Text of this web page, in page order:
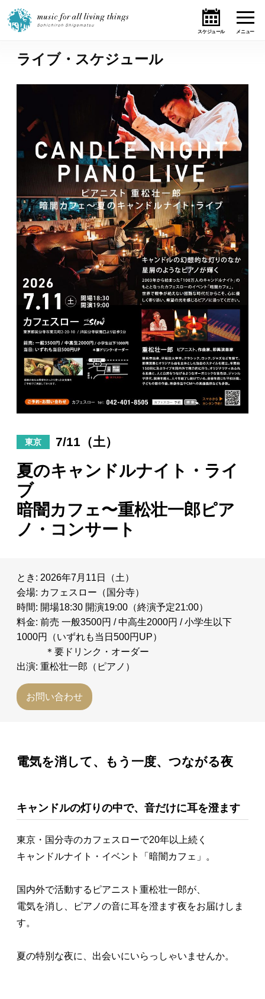
ホーム
ライブ・スケジュール
作品
オンライン・ショップ
ギャラリー
日々のレポート
Specials
プロフィール
演奏依頼
ライブ・スケジュール
東京 7/11（土）
夏のキャンドルナイト・ライ
ブ
暗闇カフェ〜重松壮一郎ピア
ノ・コンサート
とき: 2026年7月11日（土）
会場: カフェスロー（国分寺）
時間: 開場18:30 開演19:00（終演予定21:00）
料金: 前売 一般3500円 / 中高生2000円 / 小学生以下
1000円（いずれも当日500円UP）
＊要ドリンク・オーダー
出演: 重松壮一郎（ピアノ）
お問い合わせ
電気を消して、もう一度、つながる夜
キャンドルの灯りの中で、音だけに耳を澄ます
東京・国分寺のカフェスローで20年以上続く
キャンドルナイト・イベント「暗闇カフェ」。
国内外で活動するピアニスト重松壮一郎が、
電気を消し、ピアノの音に耳を澄ます夜をお届けしま
す。
夏の特別な夜に、出会いにいらっしゃいませんか。